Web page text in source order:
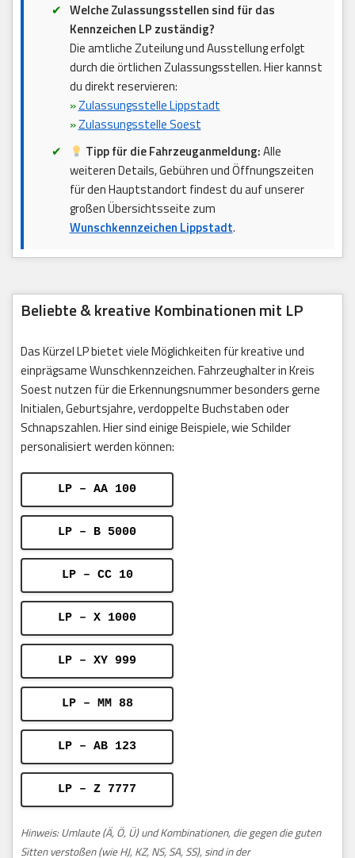
Welche Zulassungsstellen sind für das
Kennzeichen LP zuständig?
Die amtliche Zuteilung und Ausstellung erfolgt
durch die örtlichen Zulassungsstellen. Hier kannst
du direkt reservieren:
»Zulassungsstelle Lippstadt
»Zulassungsstelle Soest
Tipp für die Fahrzeuganmeldung:Alle
weiteren Details, Gebühren und Öffnungszeiten
für den Hauptstandort findest du auf unserer
großen Übersichtsseite zum
Wunschkennzeichen Lippstadt.
Beliebte & kreative Kombinationen mit LP
Das Kürzel LP bietet viele Möglichkeiten für kreative und
einprägsame Wunschkennzeichen. Fahrzeughalter in Kreis
Soest nutzen für die Erkennungsnummer besonders gerne
Initialen, Geburtsjahre, verdoppelte Buchstaben oder
Schnapszahlen. Hier sind einige Beispiele, wie Schilder
personalisiert werden können:
LP – AA 100
LP – B 5000
LP – CC 10
LP – X 1000
LP – XY 999
LP – MM 88
LP – AB 123
LP – Z 7777
Hinweis: Umlaute (Ä, Ö, Ü) und Kombinationen, die gegen die guten
Sitten verstoßen (wie HJ, KZ, NS, SA, SS), sind in der